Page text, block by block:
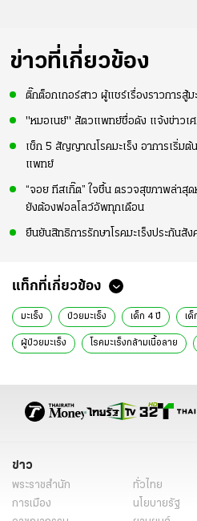
ข่าวที่เกี่ยวข้อง
ติ๊กต็อกเกอร์สาว ผู้แชร์เรื่องราวการสู้
"หมอเนย์" สัตวแพทย์ชื่อดัง แจ้งข่าวเ
เช็ก 5 สัญญาณโรคมะเร็ง อาการเริ่ม
แพทย์
“จอย ทีสเกิ๊ต” ใจชื้น ตรวจสุขภาพล่าสุด
ยังต้องฟอลโลว์อัพทุกเดือน
ยืนยันสิทธิการรักษาโรคมะเร็งประกันสั
แท็กที่เกี่ยวข้อง
มะเร็ง ป่วยมะเร็ง เด็ก 4 ปี เด็
ผู้ป่วยมะเร็ง โรคมะเร็งกล้ามเนื้อลาย
ข่าว
พระราชสำนัก ทั่วไทย
การเมือง
นโยบายรัฐ